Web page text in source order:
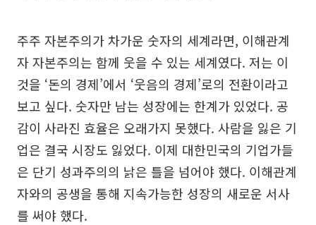
주주 자본주의가 차가운 숫자의 세계라면, 이해관계
자 자본주의는 함께 웃을 수 있는 세계였다. 저는 이
것을 ‘돈의 경제’에서 ‘웃음의 경제’로의 전환이라고
보고 싶다. 숫자만 남는 성장에는 한계가 있었다. 공
감이 사라진 효율은 오래가지 못했다. 사람을 잃은 기
업은 결국 시장도 잃었다. 이제 대한민국의 기업가들
은 단기 성과주의의 낡은 틀을 넘어야 했다. 이해관계
자와의 공생을 통해 지속가능한 성장의 새로운 서사
를 써야 했다.